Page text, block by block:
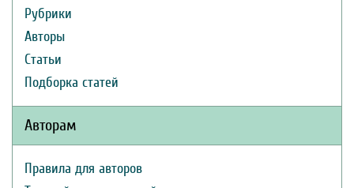
Рубрики
Авторы
Статьи
Подборка статей
Авторам
Правила для авторов